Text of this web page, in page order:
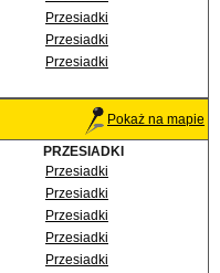
Przesiadki
Przesiadki
Przesiadki
Pokaż na mapie
PRZESIADKI
Przesiadki
Przesiadki
Przesiadki
Przesiadki
Przesiadki